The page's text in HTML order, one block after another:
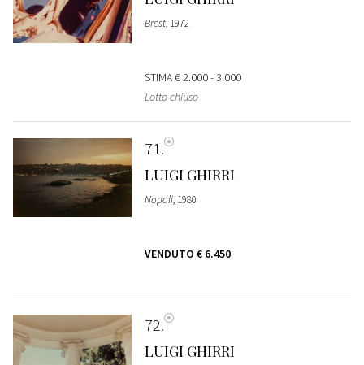
Brest, 1972
STIMA€ 2.000 - 3.000
Lotto chiuso
71
LUIGI GHIRRI
Napoli, 1980
VENDUTO € 6.450
72
LUIGI GHIRRI